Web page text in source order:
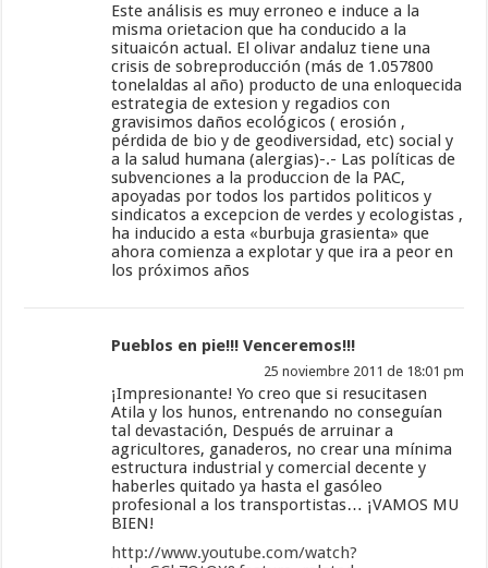
Este análisis es muy erroneo e induce a la
misma orietacion que ha conducido a la
situaicón actual. El olivar andaluz tiene una
crisis de sobreproducción (más de 1.057800
tonelaldas al año) producto de una enloquecida
estrategia de extesion y regadios con
gravisimos daños ecológicos ( erosión ,
pérdida de bio y de geodiversidad, etc) social y
a la salud humana (alergias)-.- Las políticas de
subvenciones a la produccion de la PAC,
apoyadas por todos los partidos politicos y
sindicatos a excepcion de verdes y ecologistas ,
ha inducido a esta «burbuja grasienta» que
ahora comienza a explotar y que ira a peor en
los próximos años
Pueblos en pie!!! Venceremos!!!
25 noviembre 2011 de 18:01 pm
¡Impresionante! Yo creo que si resucitasen
Atila y los hunos, entrenando no conseguían
tal devastación, Después de arruinar a
agricultores, ganaderos, no crear una mínima
estructura industrial y comercial decente y
haberles quitado ya hasta el gasóleo
profesional a los transportistas… ¡VAMOS MU
BIEN!
http://www.youtube.com/watch?